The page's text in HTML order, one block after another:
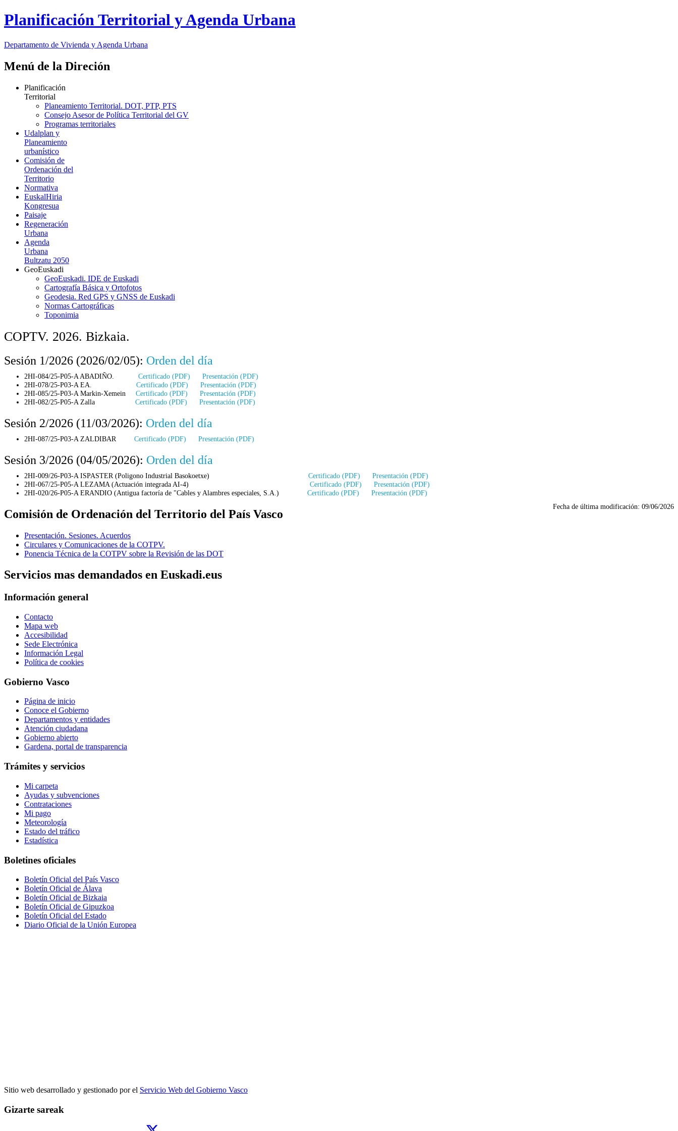
Planificación Territorial y Agenda Urbana
Departamento de Vivienda y Agenda Urbana
Menú de la Direción
Planificación
Territorial
Planeamiento Territorial. DOT, PTP, PTS
Consejo Asesor de Política Territorial del GV
Programas territoriales
Udalplan y
Planeamiento
urbanístico
Comisión de
Ordenación del
Territorio
Normativa
EuskalHiria
Kongresua
Paisaje
Regeneración
Urbana
Agenda
Urbana
Bultzatu 2050
GeoEuskadi
GeoEuskadi. IDE de Euskadi
Cartografía Básica y Ortofotos
Geodesia. Red GPS y GNSS de Euskadi
Normas Cartográficas
Toponimia
COPTV. 2026. Bizkaia.
Sesión 1/2026 (2026/02/05): Orden del día
2HI-084/25-P05-A ABADIÑO. Certificado (PDF)
Presentación (PDF)
2HI-078/25-P03-A EA. Certificado (PDF)
Presentación (PDF)
2HI-085/25-P03-A Markin-Xemein Certificado (PDF)
Presentación (PDF)
2HI-082/25-P05-A Zalla Certificado (PDF) Presentación (PDF)
Sesión 2/2026 (11/03/2026): Orden del día
2HI-087/25-P03-A ZALDIBAR Certificado (PDF) Presentación (PDF)
Sesión 3/2026 (04/05/2026): Orden del día
2HI-009/26-P03-A ISPASTER (Poligono Industrial Basokoetxe) Certificado (PDF)
Presentación (PDF)
2HI-067/25-P05-A LEZAMA (Actuación integrada AI-4)
Certificado (PDF)
Presentación (PDF)
2HI-020/26-P05-A ERANDIO (Antigua factoría de "Cables y Alambres especiales, S.A.)
Certificado (PDF)
Presentación (PDF)
Fecha de última modificación: 09/06/2026
Comisión de Ordenación del Territorio del País Vasco
Presentación. Sesiones. Acuerdos
Circulares y Comunicaciones de la COTPV.
Ponencia Técnica de la COTPV sobre la Revisión de las DOT
Servicios mas demandados en Euskadi.eus
Información general
Contacto
Mapa web
Accesibilidad
Sede Electrónica
Información Legal
Política de cookies
Gobierno Vasco
Página de inicio
Conoce el Gobierno
Departamentos y entidades
Atención ciudadana
Gobierno abierto
Gardena, portal de transparencia
Trámites y servicios
Mi carpeta
Ayudas y subvenciones
Contrataciones
Mi pago
Meteorología
Estado del tráfico
Estadística
Boletines oficiales
Boletín Oficial del País Vasco
Boletín Oficial de Álava
Boletín Oficial de Bizkaia
Boletín Oficial de Gipuzkoa
Boletín Oficial del Estado
Diario Oficial de la Unión Europea
Sitio web desarrollado y gestionado por el Servicio Web del Gobierno Vasco
Gizarte sareak